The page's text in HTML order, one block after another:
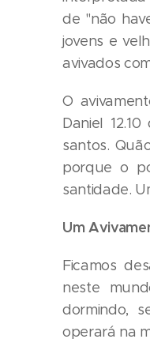
de "não
jovens e
avivados
O
Daniel
santos.
porque o
santidade.
Um
Ficamos
neste
dormindo,
operará na